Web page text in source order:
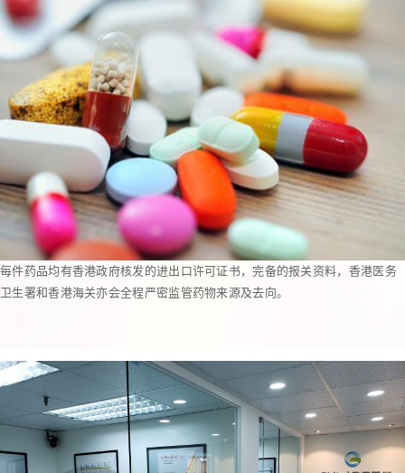
每件药品均有香港政府核发的进出口许可证书，完备的报关资料，香港医务
卫生署和香港海关亦会全程严密监管药物来源及去向。